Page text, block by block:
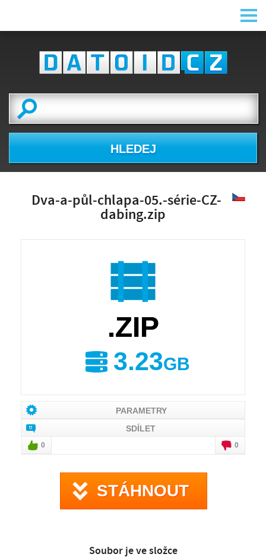
HLEDEJ
Dva-a-půl-chlapa-05.-série-CZ-
dabing.zip
3.23GB
.ZIP
PARAMETRY
SDÍLET
0 0
STÁHNOUT
Soubor je ve složce